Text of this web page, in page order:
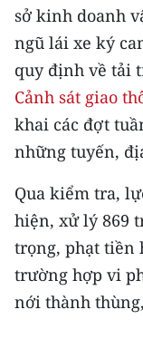
Đông Nam Bộ
Đồng bằng
Chuyên trang
Chuyên trang
CÁC CHUYÊN
VỀ BÁO NHÂN
sở kinh doanh
ngũ lái xe ký
quy định về tải
Cảnh sát giao
khai các đợt
những tuyến,
Qua kiểm tra,
hiện, xử lý 869
trọng, phạt tiền
trường hợp vi
nới thành